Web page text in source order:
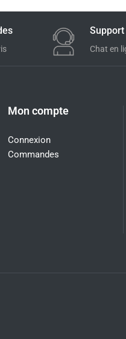
Chat en
Mon compte
Connexion
Commandes